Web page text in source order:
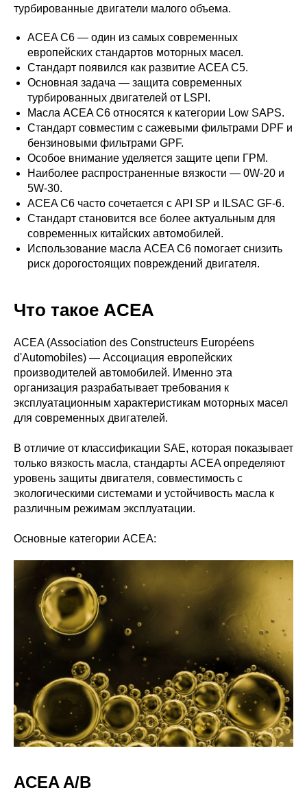
турбированные двигатели малого объема.
ACEA C6 — один из самых современных
европейских стандартов моторных масел.
Стандарт появился как развитие ACEA C5.
Основная задача — защита современных
турбированных двигателей от LSPI.
Масла ACEA C6 относятся к категории Low SAPS.
Стандарт совместим с сажевыми фильтрами DPF и
бензиновыми фильтрами GPF.
Особое внимание уделяется защите цепи ГРМ.
Наиболее распространенные вязкости — 0W-20 и
5W-30.
ACEA C6 часто сочетается с API SP и ILSAC GF-6.
Стандарт становится все более актуальным для
современных китайских автомобилей.
Использование масла ACEA C6 помогает снизить
риск дорогостоящих повреждений двигателя.
Что такое ACEA
ACEA (Association des Constructeurs Européens
d'Automobiles) — Ассоциация европейских
производителей автомобилей. Именно эта
организация разрабатывает требования к
эксплуатационным характеристикам моторных масел
для современных двигателей.
В отличие от классификации SAE, которая показывает
только вязкость масла, стандарты ACEA определяют
уровень защиты двигателя, совместимость с
экологическими системами и устойчивость масла к
различным режимам эксплуатации.
Основные категории ACEA:
ACEA A/B